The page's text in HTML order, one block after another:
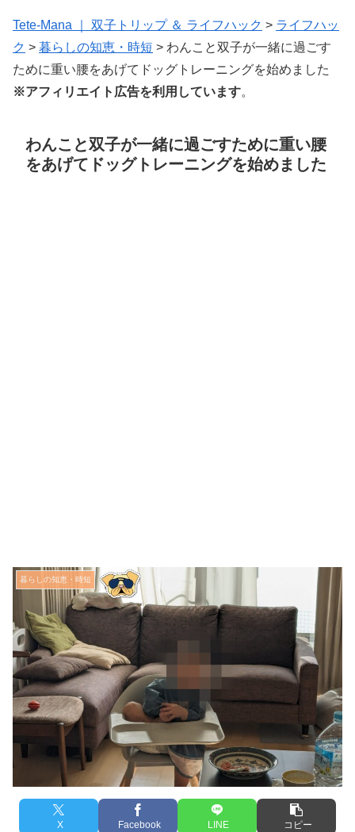
Tete-Mana ｜ 双子トリップ ＆ ライフハック > ライフハッ
ク > 暮らしの知恵・時短 > わんこと双子が一緒に過ごす
ために重い腰をあげてドッグトレーニングを始めました
※アフィリエイト広告を利用しています。
わんこと双子が一緒に過ごすために重い腰
をあげてドッグトレーニングを始めました
暮らしの知恵・時短
X Facebook LINE コピー